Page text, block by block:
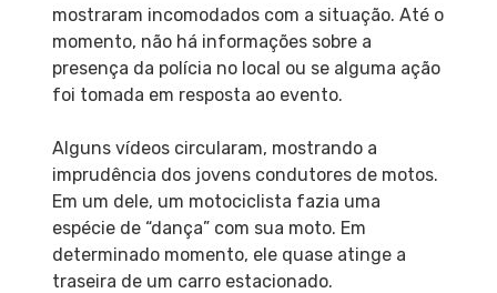
mostraram incomodados com a situação. Até o
momento, não há informações sobre a
presença da polícia no local ou se alguma ação
foi tomada em resposta ao evento.
Alguns vídeos circularam, mostrando a
imprudência dos jovens condutores de motos.
Em um dele, um motociclista fazia uma
espécie de “dança” com sua moto. Em
determinado momento, ele quase atinge a
traseira de um carro estacionado.